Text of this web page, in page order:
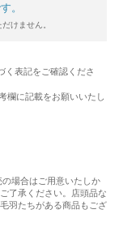
。
けません。
く表記をご確認くださ
欄に記載をお願いいたし
場合はご用意いたしか
了承ください。店頭品な
羽たちがある商品もござ